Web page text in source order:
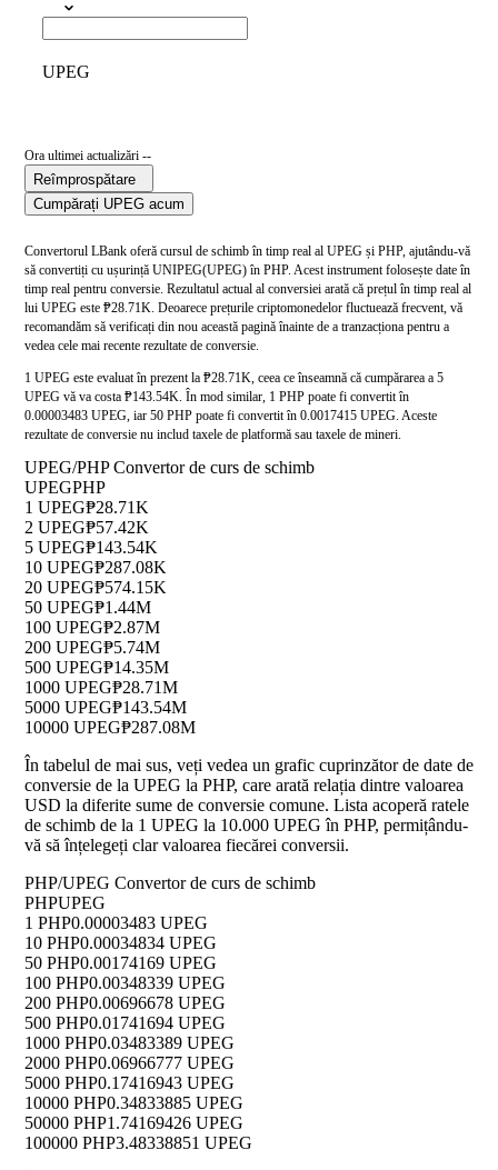
UPEG
Ora ultimei actualizări --
Reîmprospătare
Cumpărați UPEG acum
Convertorul LBank oferă cursul de schimb în timp real al UPEG și PHP, ajutându-vă
să convertiți cu ușurință UNIPEG(UPEG) în PHP. Acest instrument folosește date în
timp real pentru conversie. Rezultatul actual al conversiei arată că prețul în timp real al
lui UPEG este ₱28.71K. Deoarece prețurile criptomonedelor fluctuează frecvent, vă
recomandăm să verificați din nou această pagină înainte de a tranzacționa pentru a
vedea cele mai recente rezultate de conversie.
1 UPEG este evaluat în prezent la ₱28.71K, ceea ce înseamnă că cumpărarea a 5
UPEG vă va costa ₱143.54K. În mod similar, 1 PHP poate fi convertit în
0.00003483 UPEG, iar 50 PHP poate fi convertit în 0.0017415 UPEG. Aceste
rezultate de conversie nu includ taxele de platformă sau taxele de mineri.
UPEG/PHP Convertor de curs de schimb
UPEGPHP
1 UPEG₱28.71K
2 UPEG₱57.42K
5 UPEG₱143.54K
10 UPEG₱287.08K
20 UPEG₱574.15K
50 UPEG₱1.44M
100 UPEG₱2.87M
200 UPEG₱5.74M
500 UPEG₱14.35M
1000 UPEG₱28.71M
5000 UPEG₱143.54M
10000 UPEG₱287.08M
În tabelul de mai sus, veți vedea un grafic cuprinzător de date de
conversie de la UPEG la PHP, care arată relația dintre valoarea
USD la diferite sume de conversie comune. Lista acoperă ratele
de schimb de la 1 UPEG la 10.000 UPEG în PHP, permițându-
vă să înțelegeți clar valoarea fiecărei conversii.
PHP/UPEG Convertor de curs de schimb
PHPUPEG
1 PHP0.00003483 UPEG
10 PHP0.00034834 UPEG
50 PHP0.00174169 UPEG
100 PHP0.00348339 UPEG
200 PHP0.00696678 UPEG
500 PHP0.01741694 UPEG
1000 PHP0.03483389 UPEG
2000 PHP0.06966777 UPEG
5000 PHP0.17416943 UPEG
10000 PHP0.34833885 UPEG
50000 PHP1.74169426 UPEG
100000 PHP3.48338851 UPEG